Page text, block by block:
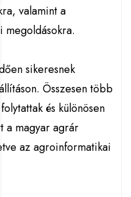
valamint a
megoldásokra.
sikeresnek
Összesen több
folytattak és különösen
a magyar agrár
az agroinformatikai